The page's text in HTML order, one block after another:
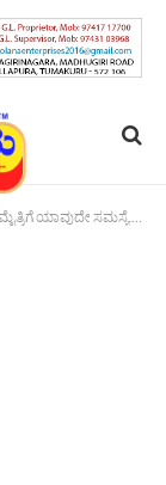
ಇಲ್ಲ: ಸುರೇಶ್ ಬಾಬು ಸ್ಪಷ್ಟನೆ